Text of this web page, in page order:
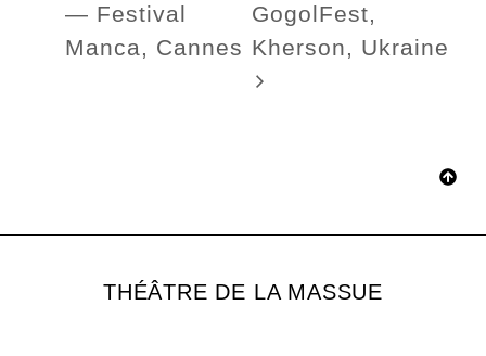
— Festival
Manca, Cannes
GogolFest,
Kherson, Ukraine
THÉÂTRE DE LA MASSUE